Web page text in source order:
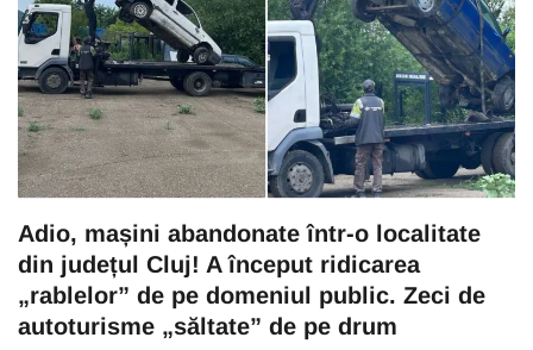
Adio, mașini abandonate într-o localitate
din județul Cluj! A început ridicarea
„rablelor” de pe domeniul public. Zeci de
autoturisme „săltate” de pe drum